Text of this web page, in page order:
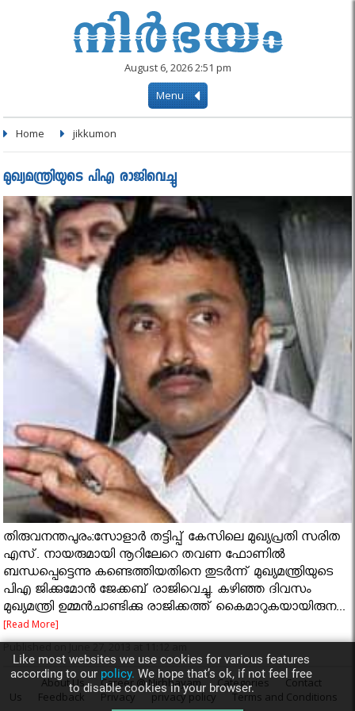
August 6, 2026 2:51 pm
Menu
Home jikkumon
മുഖ്യമന്ത്രിയുടെ പിഎ രാജിവെച്ചു
തിരുവനന്തപുരം:സോളാർ തട്ടിപ്പ് കേസിലെ മുഖ്യപ്രതി സരിത
എസ്. നായരുമായി നൂറിലേറെ തവണ ഫോണിൽ
ബന്ധപ്പെട്ടെന്നു കണ്ടെത്തിയതിനെ തുടർന്ന് മുഖ്യമന്ത്രിയുടെ
പിഎ ജിക്കുമോൻ ജേക്കബ് രാജിവെച്ചു. കഴിഞ്ഞ ദിവസം
മുഖ്യമന്ത്രി ഉമ്മൻചാണ്ടിക്കു രാജിക്കത്ത് കൈമാറുകയായിരുന...
[Read More]
Published on June 27, 2013 at 11:12 am
About Us Career @ Nirbhayam Categories
Contact
Us
Feedback Privacy privacy policy
Terms and Conditions
Like most websites we use cookies for various features
according to our policy. We hope that’s ok, if not feel free
to disable cookies in your browser.